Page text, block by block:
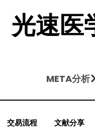
光速医
META分析
交易流程 文献分享